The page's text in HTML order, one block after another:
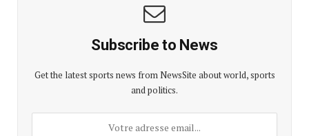
Subscribe to News
Get the latest sports news from NewsSite about world, sports
and politics.